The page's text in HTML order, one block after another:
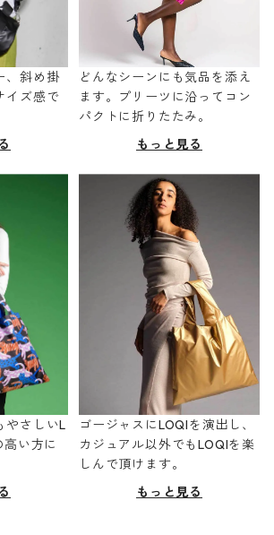
、斜め掛
イズ感で
どんなシーンにも気品を添え
ます。プリーツに沿ってコン
パクトに折りたたみ。
もっと見る
やさしいL
い方に
ゴージャスにLOQIを演出し、
カジュアル以外でもLOQIを楽
しんで頂けます。
もっと見る